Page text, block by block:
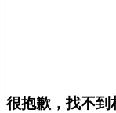
很抱歉，找不到